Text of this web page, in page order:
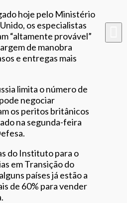
hoje pelo Ministério
os especialistas
“altamente provável”
de manobra
e entregas mais
limita o número de
negociar
os peritos britânicos
na segunda-feira
do Instituto para o
em Transição do
países já estão a
de 60% para vender